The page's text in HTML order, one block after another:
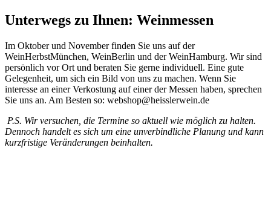
Unterwegs zu Ihnen: Weinmessen
Im Oktober und November finden Sie uns auf der
WeinHerbstMünchen, WeinBerlin und der WeinHamburg. Wir sind
persönlich vor Ort und beraten Sie gerne individuell. Eine gute
Gelegenheit, um sich ein Bild von uns zu machen. Wenn Sie
interesse an einer Verkostung auf einer der Messen haben, sprechen
Sie uns an. Am Besten so: webshop@heisslerwein.de
P.S. Wir versuchen, die Termine so aktuell wie möglich zu halten.
Dennoch handelt es sich um eine unverbindliche Planung und kann
kurzfristige Veränderungen beinhalten.